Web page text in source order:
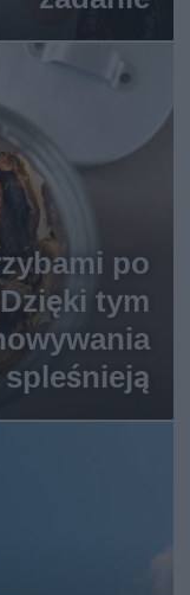
po
tym
spleśnieją